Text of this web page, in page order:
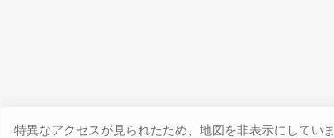
特異なアクセスが見られたため、地図を非表示にしていま